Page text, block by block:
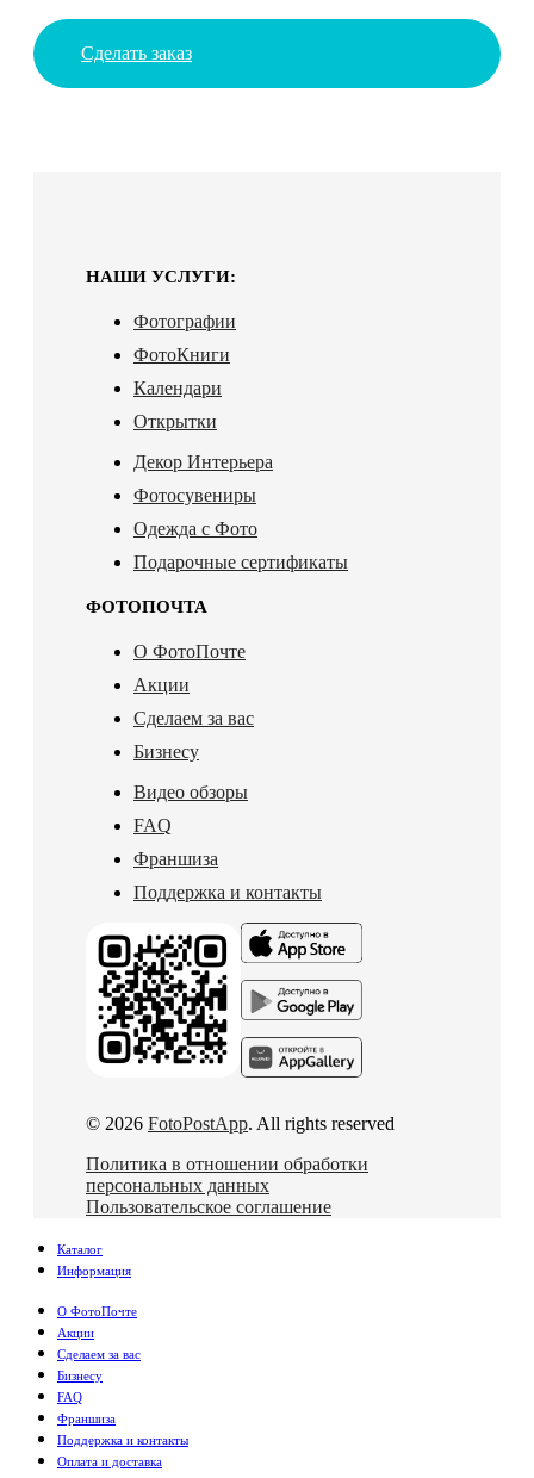
Сделать заказ
НАШИ УСЛУГИ:
Фотографии
ФотоКниги
Календари
Открытки
Декор Интерьера
Фотосувениры
Одежда с Фото
Подарочные сертификаты
ФОТОПОЧТА
О ФотоПочте
Акции
Сделаем за вас
Бизнесу
Видео обзоры
FAQ
Франшиза
Поддержка и контакты
© 2026 FotoPostApp. All rights reserved
Политика в отношении обработки
персональных данных
Пользовательское соглашение
Каталог
Информация
О ФотоПочте
Акции
Сделаем за вас
Бизнесу
FAQ
Франшиза
Поддержка и контакты
Оплата и доставка